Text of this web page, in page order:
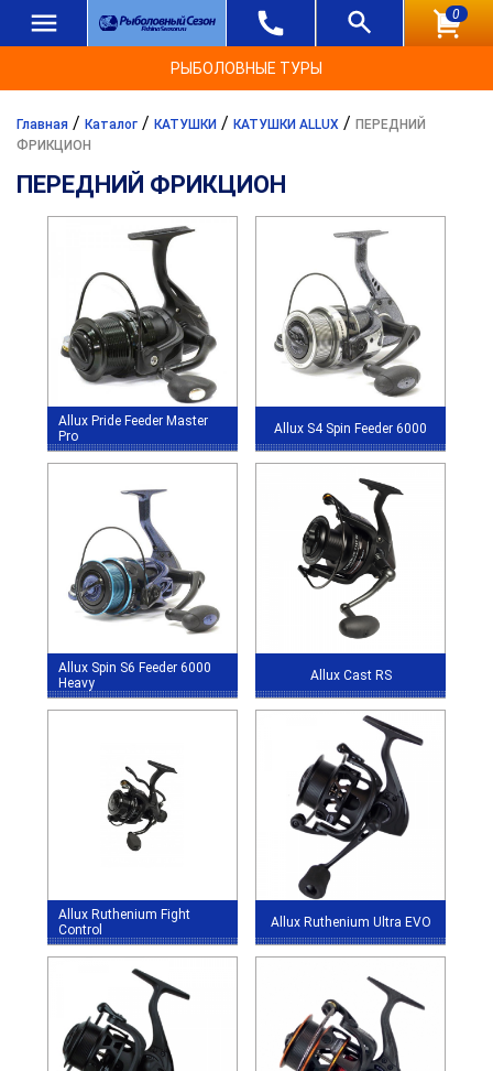
0
РЫБОЛОВНЫЕ ТУРЫ
Главная / Каталог / КАТУШКИ / КАТУШКИ ALLUX / ПЕРЕДНИЙ
ФРИКЦИОН
ПЕРЕДНИЙ ФРИКЦИОН
Allux Pride Feeder Master
Pro
Allux S4 Spin Feeder 6000
Allux Spin S6 Feeder 6000
Heavy
Allux Cast RS
Allux Ruthenium Fight
Control
Allux Ruthenium Ultra EVO